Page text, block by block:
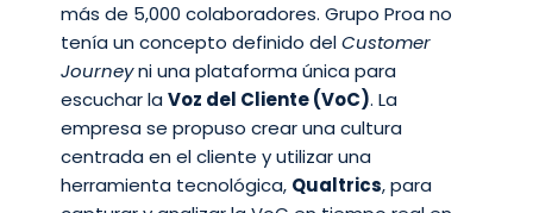
más de 5,000 colaboradores. Grupo Proa no
tenía un concepto definido delCustomer
Journeyni una plataforma única para
escuchar la Voz del Cliente (VoC). La
empresa se propuso crear una cultura
centrada en el cliente y utilizar una
herramienta tecnológica, Qualtrics, para